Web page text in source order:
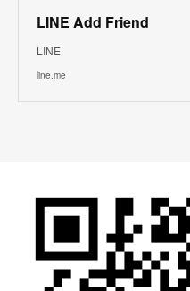
LINE Add Friend
LINE
line.me